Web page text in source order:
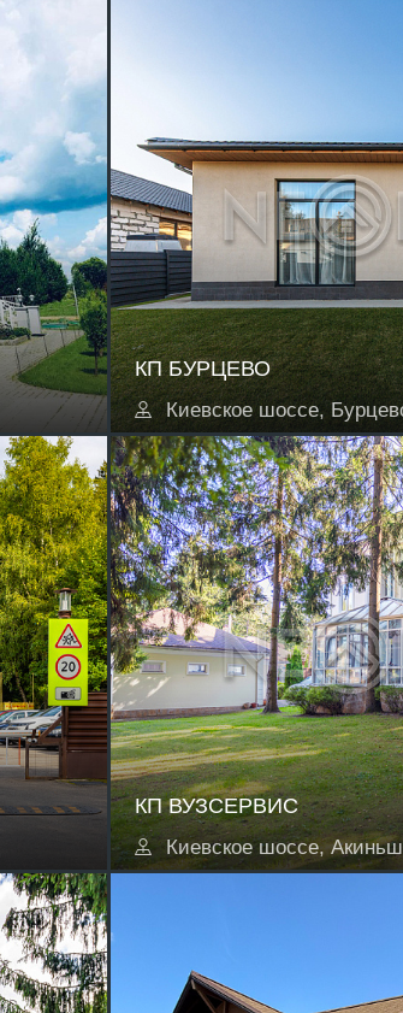
КП БУРЦЕВО
Киевское шоссе,
КП ВУЗСЕРВИС
Киевское шоссе,